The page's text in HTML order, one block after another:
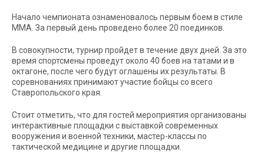
Начало чемпионата ознаменовалось первым боем в стиле
ММА. За первый день проведено более 20 поединков.
В совокупности, турнир пройдет в течение двух дней. За это
время спортсмены проведут около 40 боев на татами и в
октагоне, после чего будут оглашены их результаты. В
соревнованиях принимают участие бойцы со всего
Ставропольского края.
Стоит отметить, что для гостей мероприятия организованы
интерактивные площадки с выставкой современных
вооружения и военной техники, мастер-классы по
тактической медицине и другие площадки.